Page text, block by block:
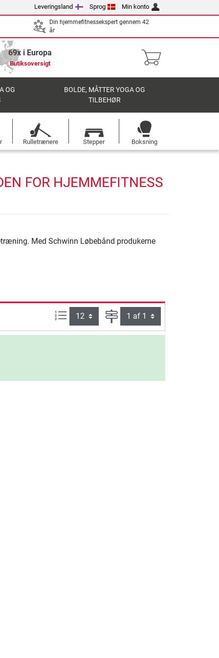
Leveringsland Sprog Min konto
Din hjemmefitnessekspert gennem 42
år
69x i Europa
Butiksoversigt
OG
BOLDE, MÅTTER YOGA OG
TILBEHØR
Rulletrænere Stepper Boksning
FOR HJEMMEFITNESS
Med Schwinn Løbebånd produkerne
Artikel pr. side: Side